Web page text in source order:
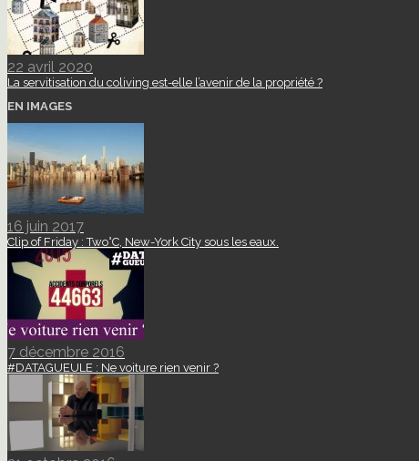
22 avril 2020
La servitisation du coliving est-elle l’avenir de la propriété ?
EN IMAGES
16 juin 2017
Clip of Friday : Two°C, New-York City sous les eaux.
7 décembre 2016
#DATAGUEULE : Ne voiture rien venir ?